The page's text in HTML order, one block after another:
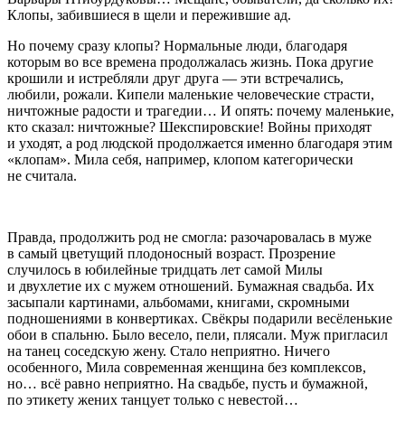
Клопы, забившиеся в щели и пережившие ад.
Но почему сразу клопы? Нормальные люди, благодаря
которым во все времена продолжалась жизнь. Пока другие
крошили и истребляли друг друга — эти встречались,
любили, рожали. Кипели маленькие человеческие страсти,
ничтожные радости и трагедии… И опять: почему маленькие,
кто сказал: ничтожные? Шекспировские! Войны приходят
и уходят, а род людской продолжается именно благодаря этим
«клопам». Мила себя, например, клопом категорически
не считала.
Правда, продолжить род не смогла: разочаровалась в муже
в самый цветущий плодоносный возраст. Прозрение
случилось в юбилейные тридцать лет самой Милы
и двухлетие их с мужем отношений. Бумажная свадьба. Их
засыпали картинами, альбомами, книгами, скромными
подношениями в конвертиках. Свёкры подарили весёленькие
обои в спальню. Было весело, пели, плясали. Муж пригласил
на танец соседскую жену. Стало неприятно. Ничего
особенного, Мила современная женщина без комплексов,
но… всё равно неприятно. На свадьбе, пусть и бумажной,
по этикету жених танцует только с невестой…